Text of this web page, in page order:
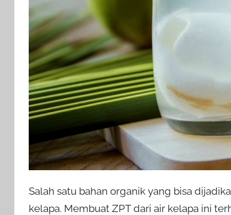
Salah satu bahan organik yang bisa
kelapa. Membuat ZPT dari air kelapa ini